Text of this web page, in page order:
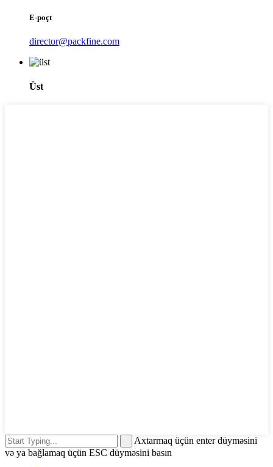
E-poçt
director@packfine.com
Üst
Axtarmaq üçün enter düyməsini
və ya bağlamaq üçün ESC düyməsini basın